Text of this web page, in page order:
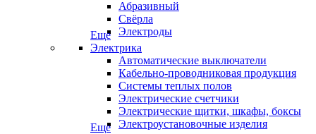
Абразивный
Свёрла
Электроды
Еще
Электрика
Автоматические выключатели
Кабельно-проводниковая продукция
Системы теплых полов
Электрические счетчики
Электрические щитки, шкафы, боксы
Электроустановочные изделия
Еще